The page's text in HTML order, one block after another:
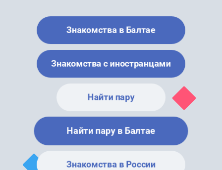
Знакомства в Балтае
Знакомства с иностранцами
Найти пару
Найти пару в Балтае
Знакомства в России